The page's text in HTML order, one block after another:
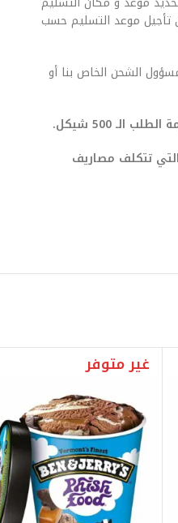
تأجيل موعد التسليم حسب
الشحن الخاص بنا أو
500 شيكل.
تتكلف مصاريف
غير متوفر